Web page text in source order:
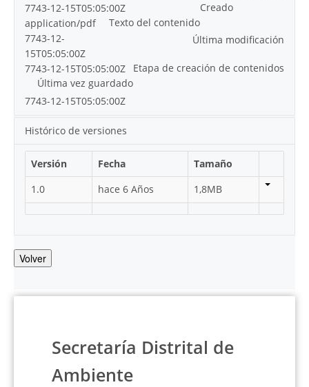
Creado
7743-12-15T05:05:00Z
Texto del contenido
application/pdf
Última modificación
7743-12-
15T05:05:00Z
Etapa de creación de contenidos
7743-12-15T05:05:00Z
Última vez guardado
7743-12-15T05:05:00Z
Histórico de versiones
Versión Fecha
Tamaño
1.0
hace 6 Años 1,8MB
Volver
Secretaría Distrital de
Ambiente